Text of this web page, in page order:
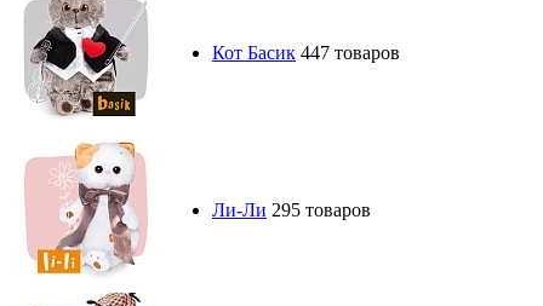
Кот Басик 447 товаров
Ли-Ли 295 товаров